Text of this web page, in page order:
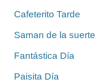
Cafeterito Tarde
Saman de la suerte
Fantástica Día
Paisita Día